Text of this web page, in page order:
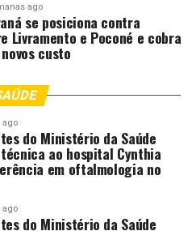
ocorrer no litoral de São
Santo, Zona da Mata
com acumulados entre 30 e
na reposição da
atrasar atividades ligadas
de Minas Gerais, os volumes
variando entre 10 e 15
precipitações contribuem
do ar e amenizar o tempo
ago
se posiciona contra
Livramento e Poconé e cobra
custo
ago
do Ministério da Saúde
ao hospital Cynthia
em oftalmologia no
ago
do Ministério da Saúde